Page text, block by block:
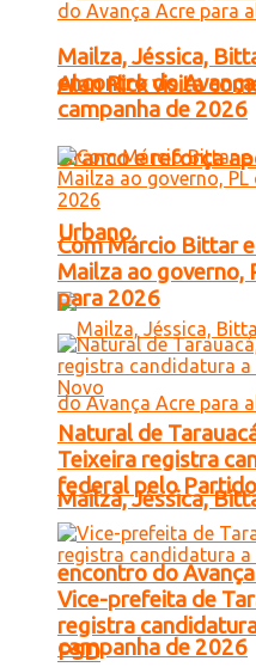
Alan Rick visita
Branco e reforça
Urbano
Mailza, Jéssica,
encontro do
campanha de 2026
Mailza, Jéssica,
encontro do
campanha de 2026
Com Márcio Bittar
Mailza ao governo,
para 2026
Natural de
Teixeira registra
federal pelo
Vice-prefeita de
registra
PSD